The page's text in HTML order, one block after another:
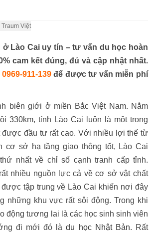
Traum Việt
ở Lào Cai uy tín – tư vấn du học hoàn
cam kết đúng, đủ và cập nhật nhất.
0969-911-139để được tư vấn miễn phí
biên giới ở miền Bắc Việt Nam. Nằm
330km, tỉnh Lào Cai luôn là một trong
được đầu tư rất cao. Với nhiều lợi thế từ
cơ sở hạ tầng giao thông tốt, Lào Cai
nhất về chỉ số cạnh tranh cấp tỉnh.
nhiều nguồn lực cả về cơ sở vật chất
tập trung về Lào Cai khiến nơi đây
những khu vực rất sôi động. Trong khi
động tương lai là các học sinh sinh viên
đi mới đó làdu học Nhật Bản. Rất